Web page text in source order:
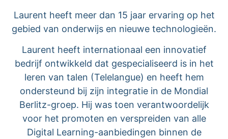
Laurent heeft meer dan 15 jaar ervaring op het
gebied van onderwijs en nieuwe technologieën.
Laurent heeft internationaal een innovatief
bedrijf ontwikkeld dat gespecialiseerd is in het
leren van talen (Telelangue) en heeft hem
ondersteund bij zijn integratie in de Mondial
Berlitz-groep. Hij was toen verantwoordelijk
voor het promoten en verspreiden van alle
Digital Learning-aanbiedingen binnen de